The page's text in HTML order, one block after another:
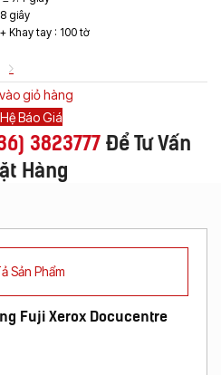
giây
Khay tay : 100 tờ
giỏ hàng
Báo Giá
3823777Để Tư Vấn
Hàng
Sản Phẩm
Fuji Xerox Docucentre